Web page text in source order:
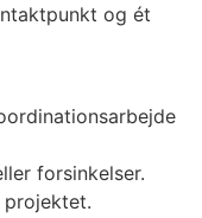
og ét
forsinkelser.